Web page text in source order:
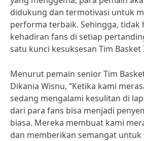
didukung dan termotivasi untuk
performa terbaik. Sehingga, tidak
kehadiran fans di setiap
satu kunci kesuksesan Tim Basket
Menurut pemain senior Tim
Dikania Wisnu, “Ketika kami
sedang mengalami kesulitan di
dari para fans bisa menjadi
biasa. Mereka membuat kami
dan memberikan semangat untuk